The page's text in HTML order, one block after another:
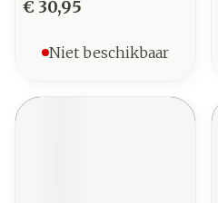
€ 30,95
Niet beschikbaar